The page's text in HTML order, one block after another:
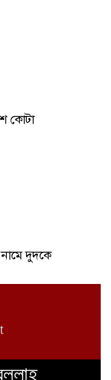
কোটা
দুদকে